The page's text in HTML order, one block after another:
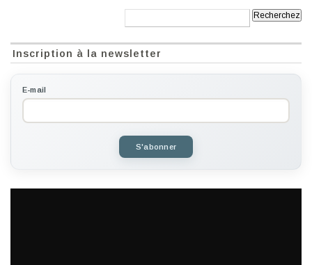
Inscription à la newsletter
E-mail
S'abonner